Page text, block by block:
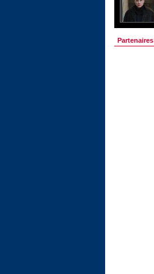
Partenaires